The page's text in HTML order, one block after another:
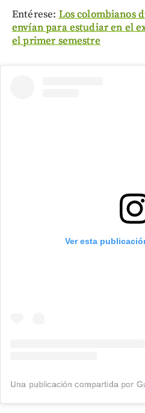
Entérese: Los colombianos
envían para estudiar en el
el primer semestre
Ver esta